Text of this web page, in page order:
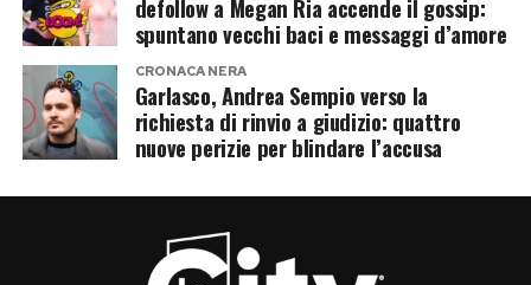
defollow a Megan Ria accende il gossip:
spuntano vecchi baci e messaggi d’amore
CRONACA NERA
Garlasco, Andrea Sempio verso la
richiesta di rinvio a giudizio: quattro
nuove perizie per blindare l’accusa